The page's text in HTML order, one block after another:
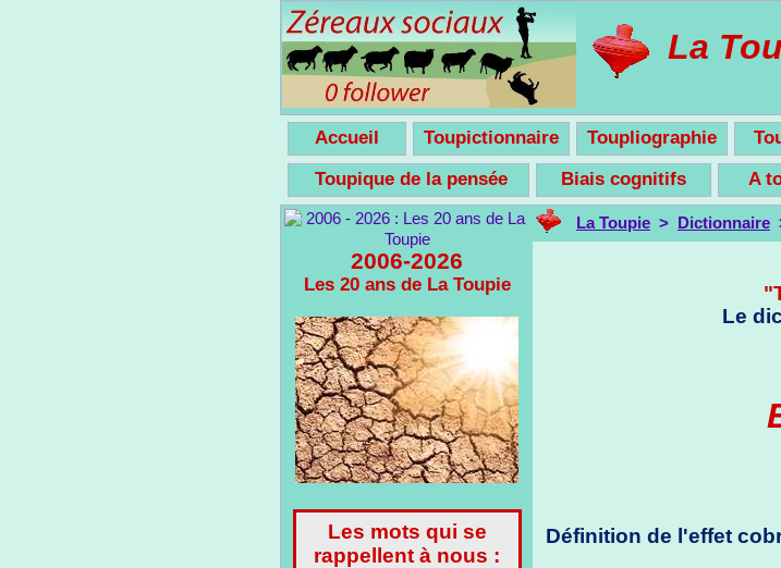
La
Accueil Toupictionnaire Toupliographie
Toupique de la pensée
Biais cognitifs A
2006-2026
Les 20 ans de La Toupie
Les mots qui se
rappellent à nous :
La Toupie > Dictionnaire
Le
Définition de l'effet